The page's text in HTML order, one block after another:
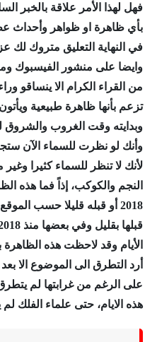
فهل لهذا الأمر علاقة بالخبر
بأي ظاهرة او ظواهر وأحداث
في النهاية التعليق متروك لك
وايضا على منشور الفيسبوك
من القراء الكرام الا ينساقو
تزعم بأنها ظاهرة طبيعية
وبدايته وقت الغروب والشروق
وأنك لو نظرت للسماء الآن
لأنك لا تنظر للسماء كثيرا
النجم والكوكب، إذاً فما هذه
2018 أو قبله قليلا حسب
أرد التطرق الى الموضوع الا
على الرغم من غرابتها لم
هذه الايام، حتى علماء الفلك